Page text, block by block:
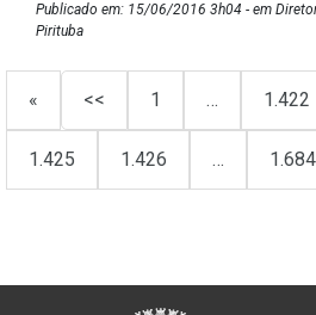
Publicado em: 15/06/2016 3h04 - em
Pirituba
« << 1 … 1.422
1.425 1.426 … 1.684